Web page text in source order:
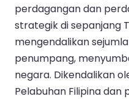
perdagangan dan
strategik di sepanjang
mengendalikan
penumpang,
negara. Dikendalikan
Pelabuhan Filipina